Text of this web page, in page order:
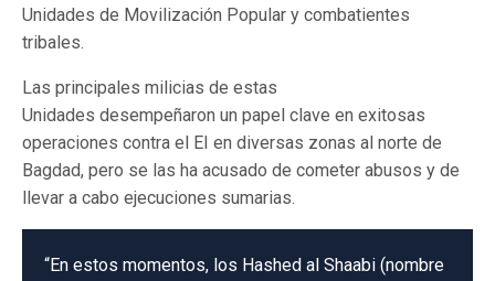
Unidades de Movilización Popular y combatientes
tribales.
Las principales milicias de estas
Unidades desempeñaron un papel clave en exitosas
operaciones contra el EI en diversas zonas al norte de
Bagdad, pero se las ha acusado de cometer abusos y de
llevar a cabo ejecuciones sumarias.
“En estos momentos, los Hashed al Shaabi (nombre